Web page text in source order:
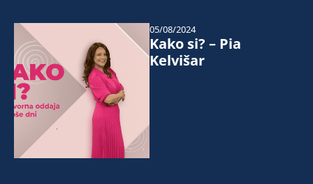
Kako si? – Pia
Kelvišar
05/08/2024